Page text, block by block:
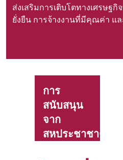
ส่งเสริมการเติบโตทางเศรษฐ
ยั่งยืน การจ้างงานที่มีคุณค่า แ
การ
สนับสนุน
จาก
สหประชาชาติ